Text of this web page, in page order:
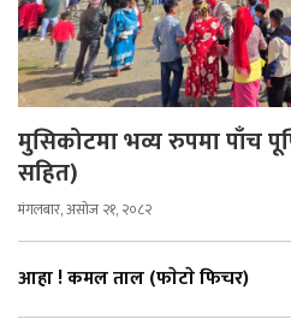
मुसिकोटमा भव्य रुपमा पाँच
सहित)
मंगलबार, असोज २१, २०८२
आहा ! कमल ताल (फाेटाे फिचर)